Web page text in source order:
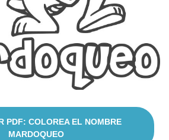
PDF: COLOREA EL NOMBRE
MARDOQUEO